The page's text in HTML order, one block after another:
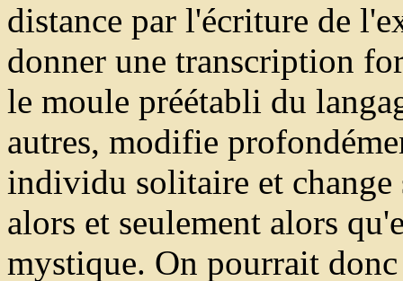
distance par l'écriture de
donner une transcription
le moule préétabli du
autres, modifie
individu solitaire et change
alors et seulement alors
mystique. On pourrait